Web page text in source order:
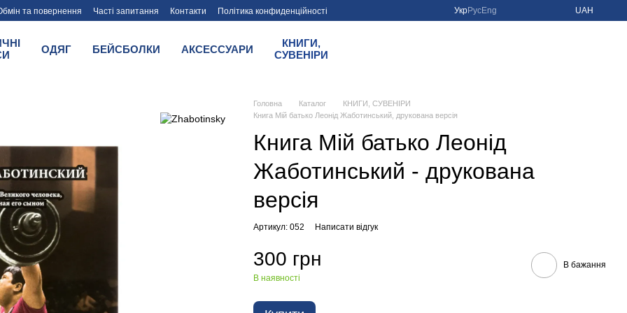
та повернення Часті запитання Контакти
Політика конфиденційності
УкрРусEng UAH
ОДЯГ БЕЙСБОЛКИ АКСЕССУАРИ
КНИГИ,
СУВЕНІРИ
Головна Каталог
КНИГИ, СУВЕНІРИ
Книга Мій батько Леонід Жаботинський, друкована версія
Книга Мій батько Леонід
Жаботинський - друкована
версія
Артикул: 052 Написати відгук
300 грн
В наявності
В бажання